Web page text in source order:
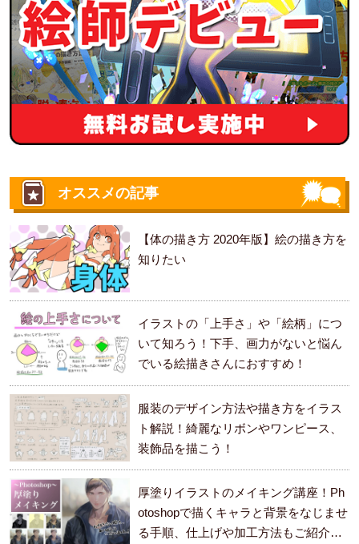
オススメの記事
【体の描き方 2020年版】絵の描き方を
知りたい
イラストの「上手さ」や「絵柄」につ
いて知ろう！下手、画力がないと悩ん
でいる絵描きさんにおすすめ！
服装のデザイン方法や描き方をイラス
ト解説！綺麗なリボンやワンピース、
装飾品を描こう！
厚塗りイラストのメイキング講座！Ph
otoshopで描くキャラと背景をなじませ
る手順、仕上げや加工方法もご紹介し